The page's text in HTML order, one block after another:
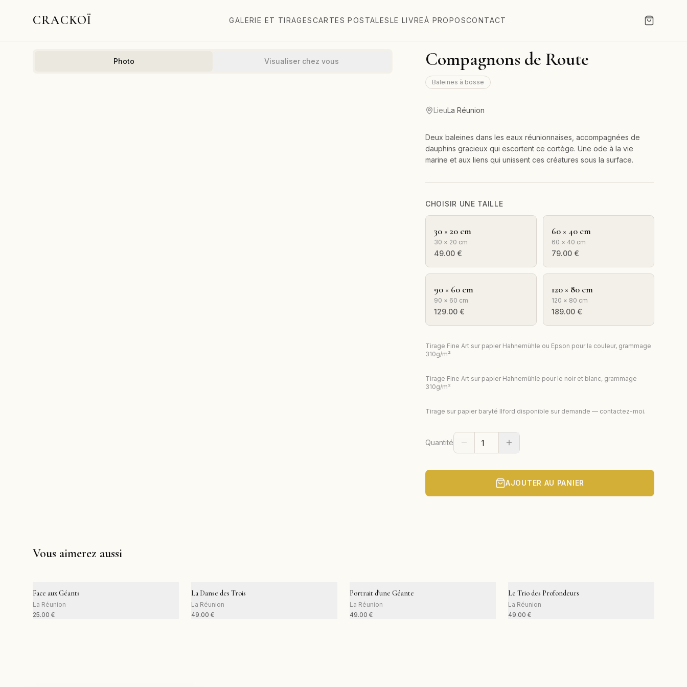
CRACKOÏ GALERIE ET TIRAGESCARTES POSTALESLE LIVREÀ PROPOSCONTACT
Photo Visualiser chez vous Compagnons de Route
Baleines à bosse
LieuLa Réunion
Deux baleines dans les eaux réunionnaises, accompagnées de
dauphins gracieux qui escortent ce cortège. Une ode à la vie
marine et aux liens qui unissent ces créatures sous la surface.
CHOISIR UNE TAILLE
30 × 20 cm
30 × 20 cm
49.00 €
60 × 40 cm
60 × 40 cm
79.00 €
90 × 60 cm
90 × 60 cm
129.00 €
120 × 80 cm
120 × 80 cm
189.00 €
Tirage Fine Art sur papier Hahnemühle ou Epson pour la couleur, grammage
310g/m²
Tirage Fine Art sur papier Hahnemühle pour le noir et blanc, grammage
310g/m²
Tirage sur papier baryté Ilford disponible sur demande — contactez-moi.
Quantité
AJOUTER AU PANIER
Vous aimerez aussi
Face aux Géants
La Réunion
25.00 €
La Danse des Trois
La Réunion
49.00 €
Portrait d'une Géante
La Réunion
49.00 €
Le Trio des Profondeurs
La Réunion
49.00 €